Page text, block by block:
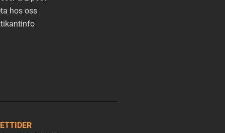
hos oss